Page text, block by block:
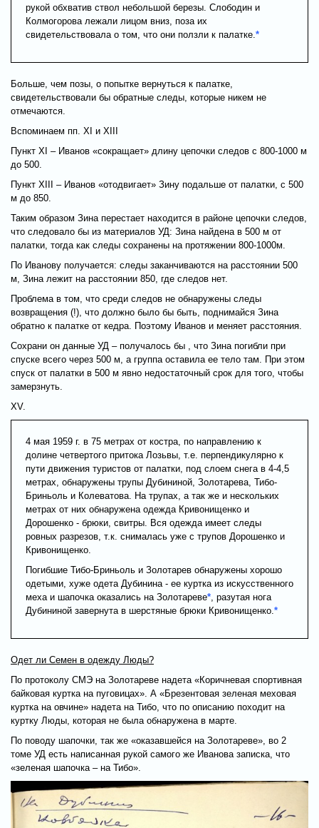
рукой обхватив ствол небольшой березы. Слободин и
Колмогорова лежали лицом вниз, поза их
свидетельствовала о том, что они ползли к палатке.*
Больше, чем позы, о попытке вернуться к палатке,
свидетельствовали бы обратные следы, которые никем не
отмечаются.
Вспоминаем пп. XI и XIII
Пункт XI – Иванов «сокращает» длину цепочки следов с 800-1000 м
до 500.
Пункт XIII – Иванов «отодвигает» Зину подальше от палатки, с 500
м до 850.
Таким образом Зина перестает находится в районе цепочки следов,
что следовало бы из материалов УД: Зина найдена в 500 м от
палатки, тогда как следы сохранены на протяжении 800-1000м.
По Иванову получается: следы заканчиваются на расстоянии 500
м, Зина лежит на расстоянии 850, где следов нет.
Проблема в том, что среди следов не обнаружены следы
возвращения (!), что должно было бы быть, поднимайся Зина
обратно к палатке от кедра. Поэтому Иванов и меняет расстояния.
Сохрани он данные УД – получалось бы , что Зина погибли при
спуске всего через 500 м, а группа оставила ее тело там. При этом
спуск от палатки в 500 м явно недостаточный срок для того, чтобы
замерзнуть.
XV.
4 мая 1959 г. в 75 метрах от костра, по направлению к
долине четвертого притока Лозьвы, т.е. перпендикулярно к
пути движения туристов от палатки, под слоем снега в 4-4,5
метрах, обнаружены трупы Дубининой, Золотарева, Тибо-
Бриньоль и Колеватова. На трупах, а так же и нескольких
метрах от них обнаружена одежда Кривонищенко и
Дорошенко - брюки, свитры. Вся одежда имеет следы
ровных разрезов, т.к. снималась уже с трупов Дорошенко и
Кривонищенко.
Погибшие Тибо-Бриньоль и Золотарев обнаружены хорошо
одетыми, хуже одета Дубинина - ее куртка из искусственного
меха и шапочка оказались на Золотареве*, разутая нога
Дубининой завернута в шерстяные брюки Кривонищенко.*
Одет ли Семен в одежду Люды?
По протоколу СМЭ на Золотареве надета «Коричневая спортивная
байковая куртка на пуговицах». А «Брезентовая зеленая меховая
куртка на овчине» надета на Тибо, что по описанию походит на
куртку Люды, которая не была обнаружена в марте.
По поводу шапочки, так же «оказавшейся на Золотареве», во 2
томе УД есть написанная рукой самого же Иванова записка, что
«зеленая шапочка – на Тибо».